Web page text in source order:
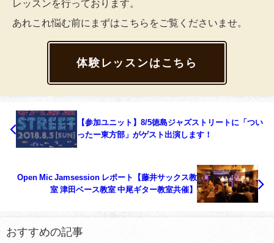
レッスンを行っております。
あれこれ悩む前にまずはこちらをご覧くださいませ。
体験レッスンはこちら
【参加ユニット】8/5徳島ジャズストリートに「つい
ったー東方部」がゲスト出演します！
Open Mic Jamsession レポート【藤井サックス教
室 津田ベース教室 中尾ギター教室共催】
おすすめの記事